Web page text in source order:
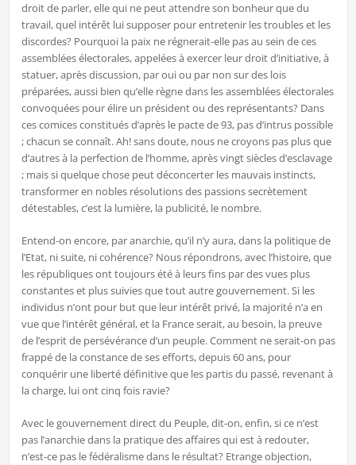
droit de parler, elle qui ne peut attendre son bonheur que du
travail, quel intérêt lui supposer pour entretenir les troubles et les
discordes? Pourquoi la paix ne régnerait-elle pas au sein de ces
assemblées électorales, appelées à exercer leur droit d’initiative, à
statuer, après discussion, par oui ou par non sur des lois
préparées, aussi bien qu’elle règne dans les assemblées électorales
convoquées pour élire un président ou des représentants? Dans
ces comices constitués d’après le pacte de 93, pas d’intrus possible
; chacun se connaît. Ah! sans doute, nous ne croyons pas plus que
d’autres à la perfection de l’homme, après vingt siècles d’esclavage
; mais si quelque chose peut déconcerter les mauvais instincts,
transformer en nobles résolutions des passions secrètement
détestables, c’est la lumière, la publicité, le nombre.
Entend-on encore, par anarchie, qu’il n’y aura, dans la politique de
l’Etat, ni suite, ni cohérence? Nous répondrons, avec l’histoire, que
les républiques ont toujours été à leurs fins par des vues plus
constantes et plus suivies que tout autre gouvernement. Si les
individus n’ont pour but que leur intérêt privé, la majorité n’a en
vue que l’intérêt général, et la France serait, au besoin, la preuve
de l’esprit de persévérance d’un peuple. Comment ne serait-on pas
frappé de la constance de ses efforts, depuis 60 ans, pour
conquérir une liberté définitive que les partis du passé, revenant à
la charge, lui ont cinq fois ravie?
Avec le gouvernement direct du Peuple, dit-on, enfin, si ce n’est
pas l’anarchie dans la pratique des affaires qui est à redouter,
n’est-ce pas le fédéralisme dans le résultat? Etrange objection,